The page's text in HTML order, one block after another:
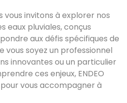
vous invitons à explorer nos
eaux pluviales, conçus
aux défis spécifiques de
vous soyez un professionnel
innovantes ou un particulier
ces enjeux, ENDEO
vous accompagner à